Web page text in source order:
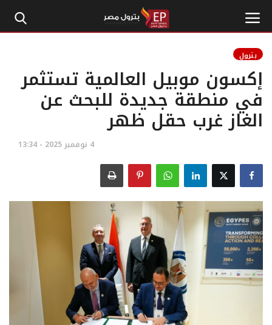
الرئيسية
إتصل بنا
أخبار مصر
اقتصاد وأموال
طاقة
غاز
بترول
إكسون موبيل العالمية تستثمر
في منطقة جديدة للبحث عن
الغاز غرب حقل ظهر
4 نوفمبر 2025 - 13:34